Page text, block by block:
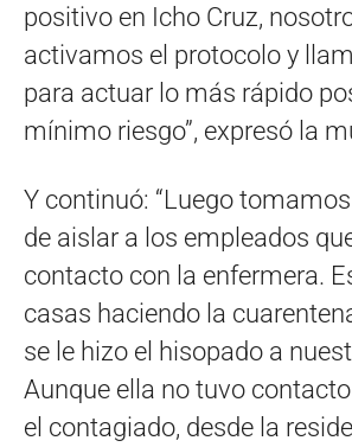
positivo en Icho Cruz,
activamos el protocolo y
para actuar lo más rápido
mínimo riesgo”, expresó la
Y continuó: “Luego
de aislar a los empleados
contacto con la enfermera.
casas haciendo la
se le hizo el hisopado a
Aunque ella no tuvo
el contagiado, desde la